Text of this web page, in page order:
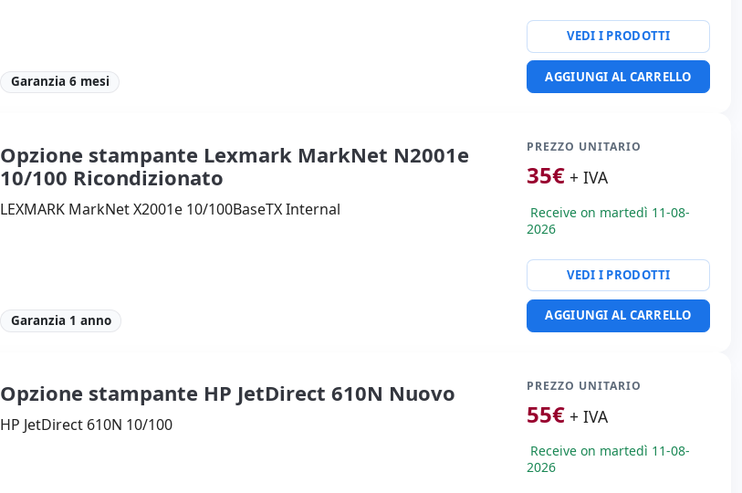
Garanzia 6 mesi
VEDI I PRODOTTI
AGGIUNGI AL CARRELLO
Opzione stampante Lexmark MarkNet N2001e
10/100 Ricondizionato
LEXMARK MarkNet X2001e 10/100BaseTX Internal
Garanzia 1 anno
PREZZO UNITARIO
35€ + IVA
Receive on martedì 11-08-
2026
VEDI I PRODOTTI
AGGIUNGI AL CARRELLO
Opzione stampante HP JetDirect 610N Nuovo
HP JetDirect 610N 10/100
PREZZO UNITARIO
55€ + IVA
Receive on martedì 11-08-
2026